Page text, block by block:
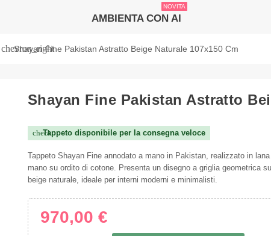
AMBIENTA CON AI
NOVITA
chevron_right
Shayan Fine Pakistan Astratto Beige Naturale 107x150 Cm
Shayan Fine Pakistan Astratto
check
Tappeto disponibile per la consegna veloce
Tappeto Shayan Fine annodato a mano in Pakistan, realizzato in
mano su ordito di cotone. Presenta un disegno a griglia geometrica
beige naturale, ideale per interni moderni e minimalisti.
970,00 €